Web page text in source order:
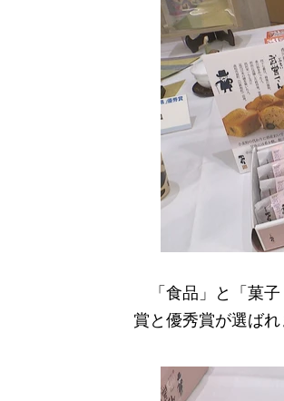
「食品」と「菓子
賞と優秀賞が選ばれ